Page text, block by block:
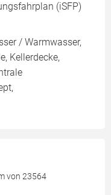
(iSFP)
/ Warmwasser,
Kellerdecke,
von 23564